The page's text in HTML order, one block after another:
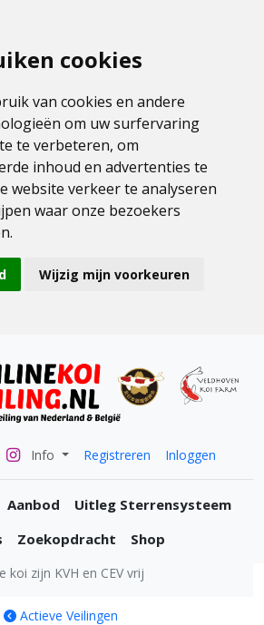
cookies
van cookies en andere
om uw surfervaring
te verbeteren, om
inhoud en advertenties te
website verkeer te analyseren
waar onze bezoekers
Wijzig mijn voorkeuren
Info Registreren Inloggen
Aanbod
Uitleg Sterrensysteem
Zoekopdracht Shop
koi zijn KVH en CEV vrij
Actieve Veilingen